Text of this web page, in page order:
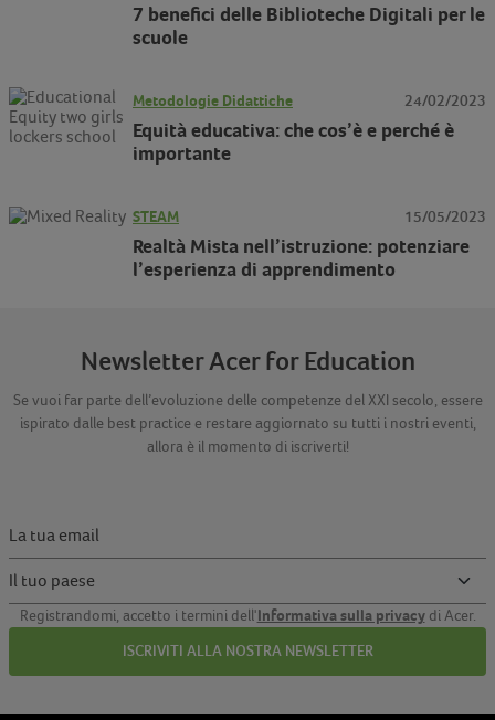
7 benefici delle Biblioteche Digitali per le
scuole
Metodologie Didattiche 24/02/2023
Equità educativa: che cos’è e perché è
importante
STEAM 15/05/2023
Realtà Mista nell’istruzione: potenziare
l’esperienza di apprendimento
Newsletter Acer for Education
Se vuoi far parte dell’evoluzione delle competenze del XXI secolo, essere
ispirato dalle best practice e restare aggiornato su tutti i nostri eventi,
allora è il momento di iscriverti!
Registrandomi, accetto i termini dell'Informativa sulla privacydi Acer.
ISCRIVITI ALLA NOSTRA NEWSLETTER